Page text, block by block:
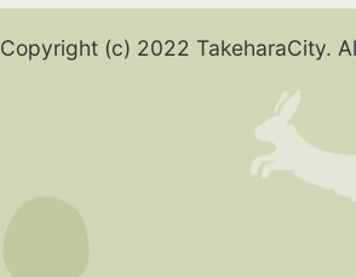
Copyright (c) 2022 TakeharaCity.